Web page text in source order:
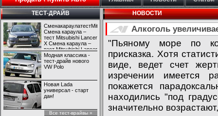
ТЕСТ-ДРАЙВ
СменакараулатестMitsubishiLancerX
Смена караула –
тест Mitsubishi Lancer
X Смена караула –
тест Mitsubishi Lancer
X
Модная классика -
тест-драйв нового
VW Polo
Новая Lada
универсал - старт
дан!
Все тест-врайвы »
НОВОСТИ
Алкоголь
"Пьяному море по
присказка. Хотя
виде, ведет счет
изречении имеется
покажется
находились "под
значительно